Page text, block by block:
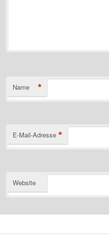
Name *
E-Mail-Adresse *
Website